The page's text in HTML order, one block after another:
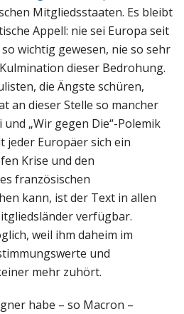
Mitgliedsstaaten. Es bleibt
Appell: nie sei Europa seit
wichtig gewesen, nie so sehr
dieser Bedrohung.
die Ängste schüren,
an dieser Stelle so mancher
„Wir gegen Die“-Polemik
jeder Europäer sich ein
Krise und den
französischen
kann, ist der Text in allen
verfügbar.
weil ihm daheim im
und
mehr zuhört.
habe – so Macron –